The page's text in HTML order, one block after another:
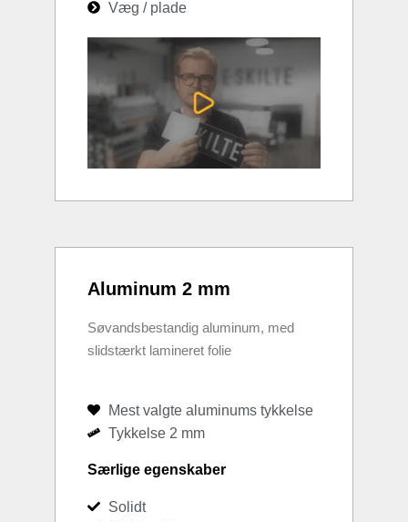
Væg / plade
Aluminum 2 mm
Søvandsbestandig aluminum, med
slidstærkt lamineret folie
Mest valgte aluminums tykkelse
Tykkelse 2 mm
Særlige egenskaber
Solidt